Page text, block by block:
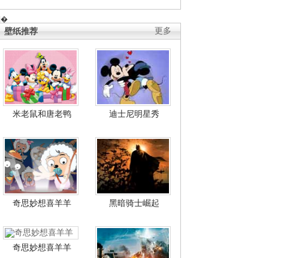
�
更多
壁纸推荐
米老鼠和唐老鸭 迪士尼明星秀
奇思妙想喜羊羊 黑暗骑士崛起
奇思妙想喜羊羊